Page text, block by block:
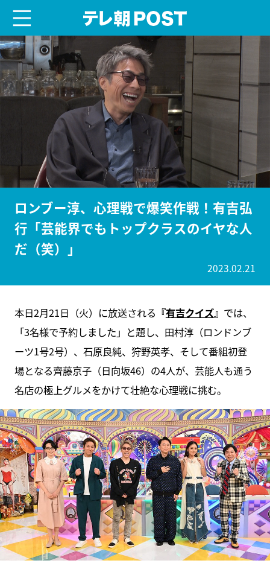
ロンブー淳、心理戦で爆笑作戦！有吉弘
行「芸能界でもトップクラスのイヤな人
だ（笑）」
2023.02.21
本日2月21日（火）に放送される 『有吉クイズ』 では、
「3名様で予約しました」と題し、田村淳（ロンドンブ
ーツ1号2号）、石原良純、狩野英孝、そして番組初登
場となる齊藤京子（日向坂46）の4人が、芸能人も通う
名店の極上グルメをかけて壮絶な心理戦に挑む。